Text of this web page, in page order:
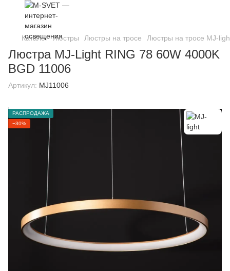
Каталог Люстры Люстры на тросе Люстры на тросе MJ-
Люстра MJ-Light RING 78 60W 4000K
BGD 11006
Артикул: MJ11006
РАСПРОДАЖА
−30%